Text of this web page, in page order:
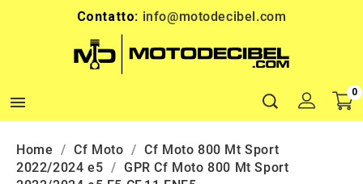
Contatto: info@motodecibel.com

0
Home Cf Moto
Cf Moto 800 Mt Sport
2022/2024 e5
GPR Cf Moto 800 Mt Sport